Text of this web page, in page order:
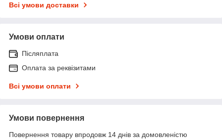
Всі умови доставки
Умови оплати
Післяплата
Оплата за реквізитами
Всі умови оплати
Умови повернення
Повернення товару впродовж 14 днів за домовленістю